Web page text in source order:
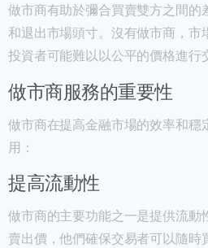
做市商有助於彌合買賣雙方之間的
和退出市場頭寸。沒有做市商，市
投資者可能難以以公平的價格進行
做市商服務的重要性
做市商在提高金融市場的效率和穩
用：
提高流動性
做市商的主要功能之一是提供流動
賣出價，他們確保交易者可以隨時